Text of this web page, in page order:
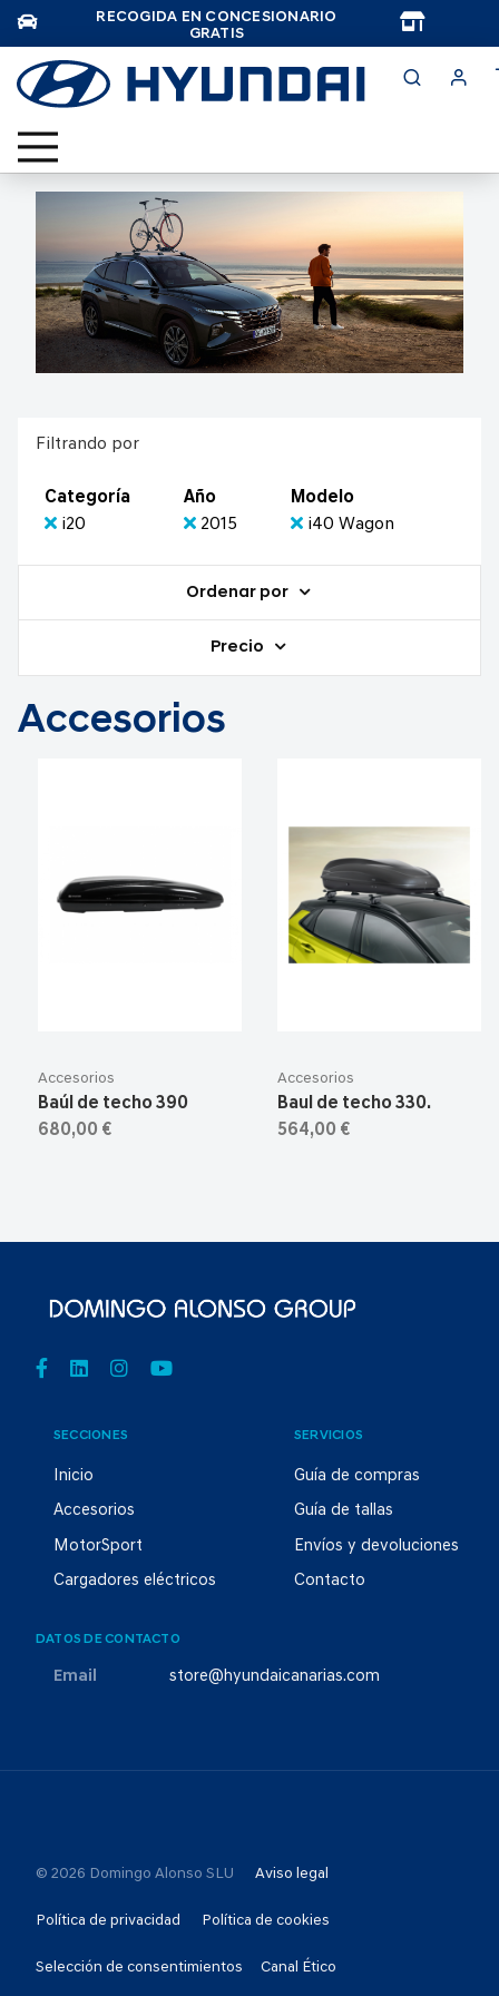
RECOGIDA EN CONCESIONARIO
GRATIS
Filtrando por
Categoría
i20
Año
2015
Modelo
i40 Wagon
Ordenar por
Precio
Accesorios
Accesorios
Baúl de techo 390
680,00 €
Accesorios
Baul de techo 330.
564,00 €
SECCIONES
Inicio
Accesorios
MotorSport
Cargadores eléctricos
SERVICIOS
Guía de compras
Guía de tallas
Envíos y devoluciones
Contacto
DATOS DE CONTACTO
Email store@hyundaicanarias.com
© 2026 Domingo Alonso SLU Aviso legal
Política de privacidad Política de cookies
Selección de consentimientos Canal Ético